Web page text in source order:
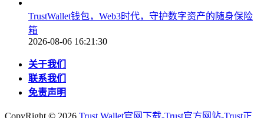
TrustWallet钱包，Web3时代，守护数字资产的随身保险
箱
2026-08-06 16:21:30
关于我们
联系我们
免责声明
CopyRight © 2026 Trust Wallet官网下载-Trust官方网站-Trust正